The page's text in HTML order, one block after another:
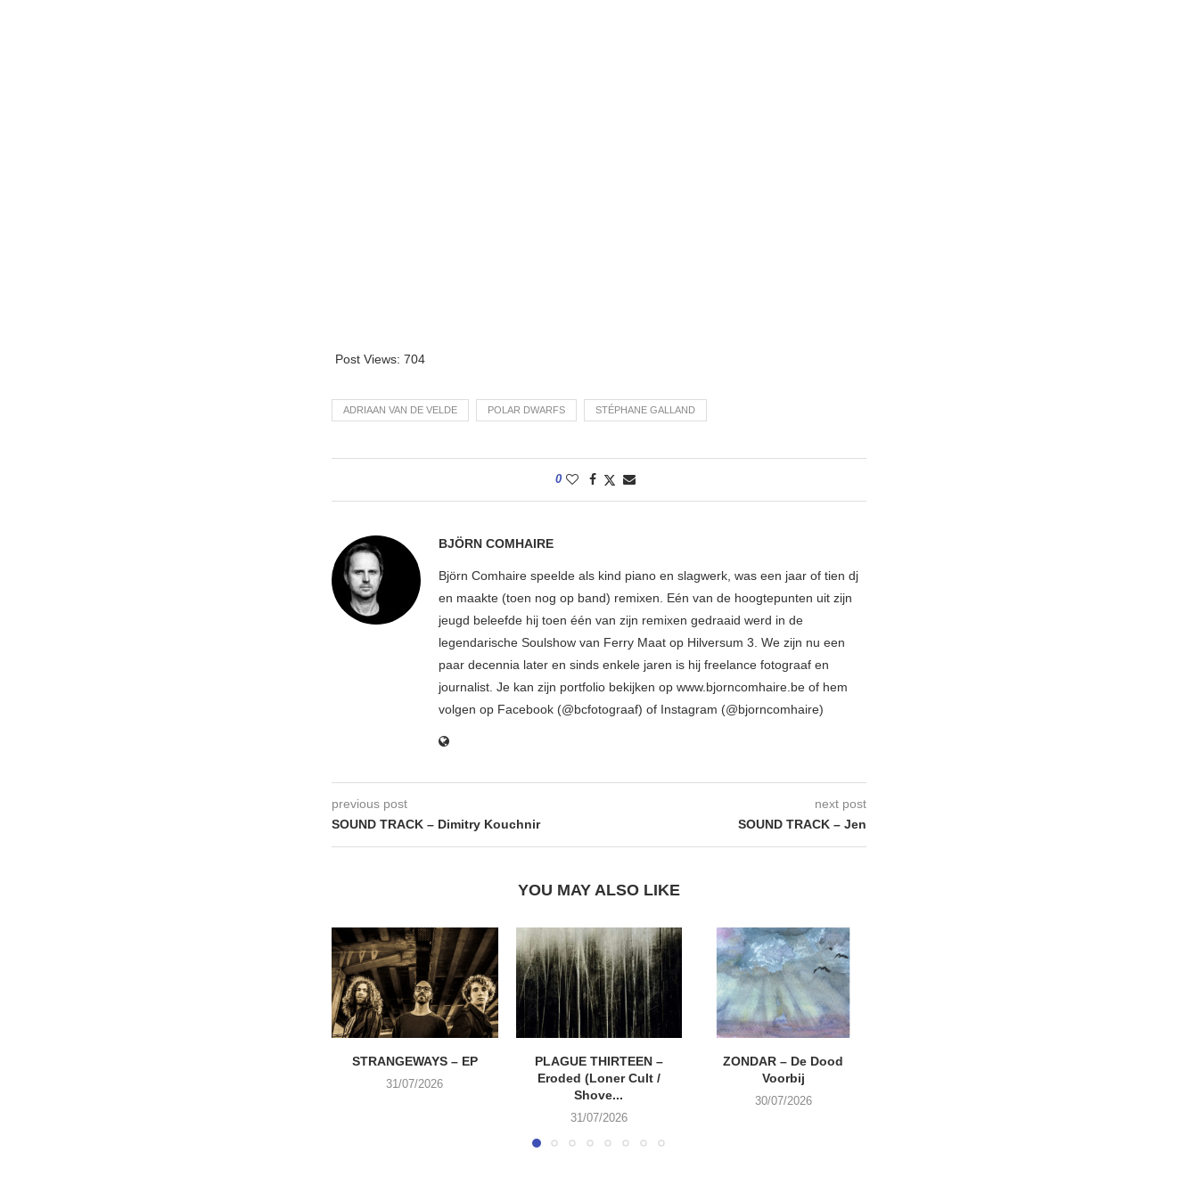
Post Views: 704
ADRIAAN VAN DE VELDE POLAR DWARFS STÉPHANE GALLAND
0
BJÖRN COMHAIRE
Björn Comhaire speelde als kind piano en slagwerk, was een jaar of tien dj
en maakte (toen nog op band) remixen. Eén van de hoogtepunten uit zijn
jeugd beleefde hij toen één van zijn remixen gedraaid werd in de
legendarische Soulshow van Ferry Maat op Hilversum 3. We zijn nu een
paar decennia later en sinds enkele jaren is hij freelance fotograaf en
journalist. Je kan zijn portfolio bekijken op www.bjorncomhaire.be of hem
volgen op Facebook (@bcfotograaf) of Instagram (@bjorncomhaire)
previous post
SOUND TRACK – Dimitry Kouchnir
next post
SOUND TRACK – Jen
YOU MAY ALSO LIKE
STRANGEWAYS – EP
31/07/2026
PLAGUE THIRTEEN –
Eroded (Loner Cult /
Shove...
31/07/2026
ZONDAR – De Dood
Voorbij
30/07/2026